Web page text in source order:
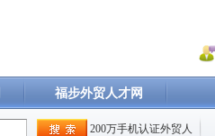
福步外贸人才网
200万手机认证外贸人